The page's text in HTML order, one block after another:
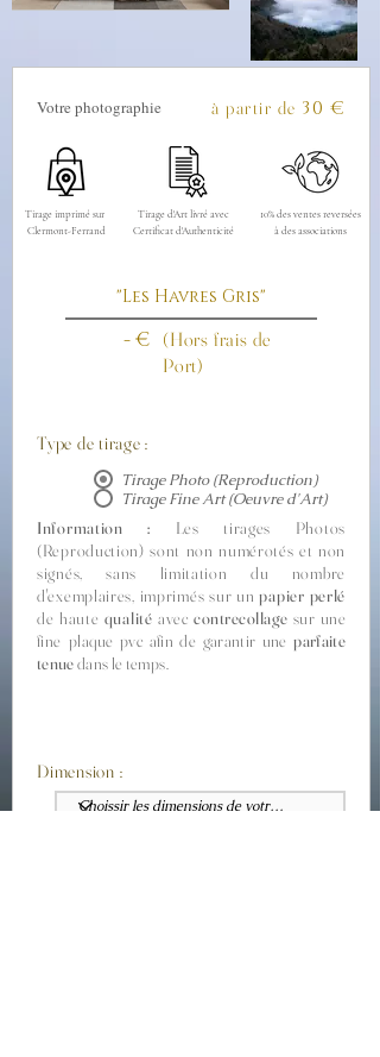
Votre photographie à partir de 30 €
Tirage imprimé sur
Clermont-Ferrand
Tirage d'Art livré avec
Certificat d'Authenticité
10% des ventes reversées
à des associations
"Les Havres Gris"
- € (Hors frais de
Port)
Type de tirage :
Tirage Photo (Reproduction)
Tirage Fine Art (Oeuvre d'Art)
Information : Les tirages Photos
(Reproduction) sont non numérotés et non
signés, sans limitation du nombre
d'exemplaires, imprimés sur unpapier perlé
de haute qualitéaveccontrecollage sur une
fine plaquepvc afin de garantir uneparfaite
tenuedans le temps.
Dimension :